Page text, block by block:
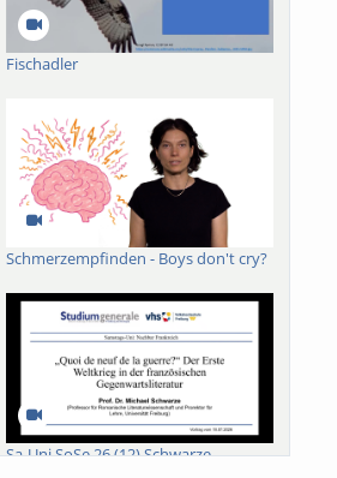
Fischadler
Schmerzempfinden - Boys don't cry?
Sa-Uni SoSe 26 (12) Schwarze